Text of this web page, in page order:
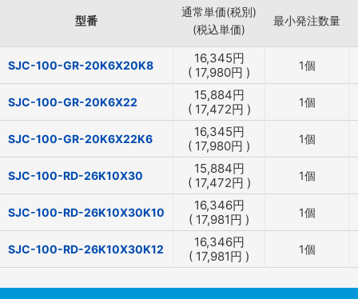
型番
通常単価(税別)
(税込単価)
最小発注数量
SJC-100-GR-20K6X20K8 16,345円
( 17,980円 ) 1個
SJC-100-GR-20K6X22 15,884円
( 17,472円 ) 1個
SJC-100-GR-20K6X22K6 16,345円
( 17,980円 ) 1個
SJC-100-RD-26K10X30 15,884円
( 17,472円 ) 1個
SJC-100-RD-26K10X30K10 16,346円
( 17,981円 ) 1個
SJC-100-RD-26K10X30K12 16,346円
( 17,981円 ) 1個